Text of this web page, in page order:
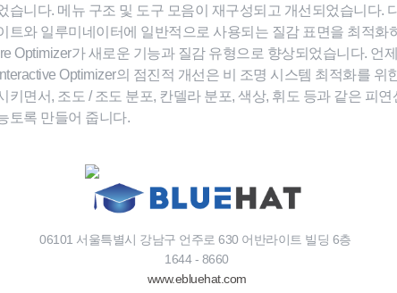
습니다. 메뉴 구조 및 도구 모음이 재구성되고 개선되었습니다.
트와 일루미네이터에 일반적으로 사용되는 질감 표면을 최적화
Optimizer가 새로운 기능과 질감 유형으로 향상되었습니다. 언
Optimizer의 점진적 개선은 비 조명 시스템 최적화를 위
키면서, 조도 / 조도 분포, 칸델라 분포, 색상, 휘도 등과 같은 피연
토록 만들어 줍니다.
06101 서울특별시 강남구 언주로 630 어반라이트 빌딩 6층
1644 - 8660
www.ebluehat.com